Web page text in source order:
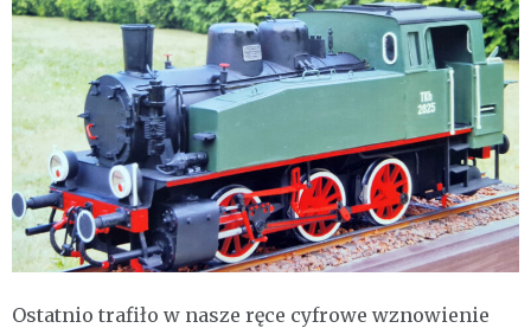
Ostatnio trafiło w nasze ręce cyfrowe wznowienie